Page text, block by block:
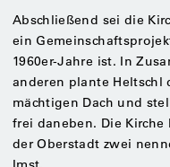
Abschließend sei die
ein
1960er-Jahre ist. In
anderen plante Heltschl
mächtigen Dach und
frei daneben. Die
der Oberstadt zwei